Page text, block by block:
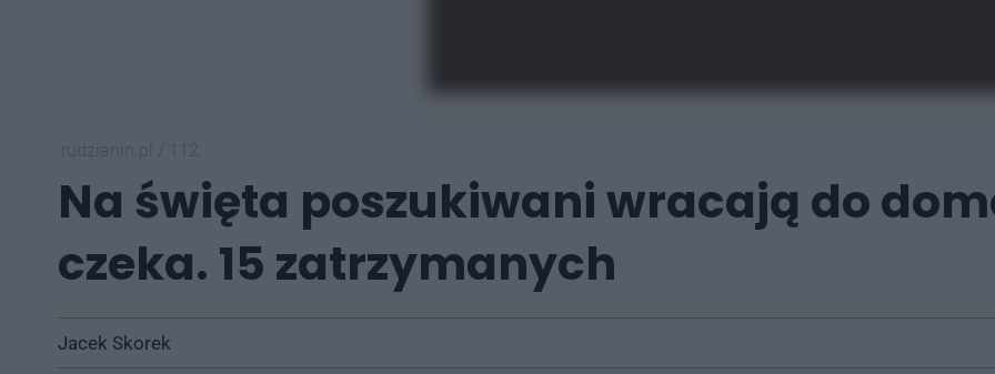
Na święta poszukiwani wracają do
czeka. 15 zatrzymanych
Jacek Skorek